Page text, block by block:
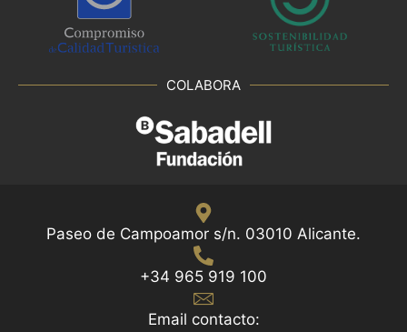
COLABORA
Paseo de Campoamor s/n. 03010 Alicante.
+34 965 919 100
Email contacto: